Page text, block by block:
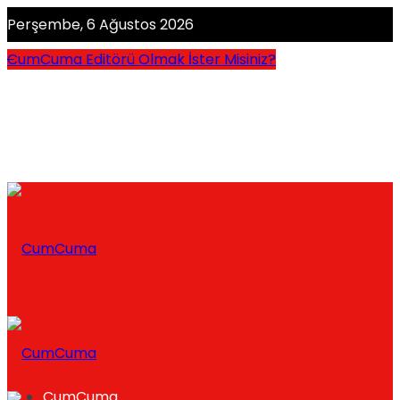
Perşembe, 6 Ağustos 2026
CumCuma Editörü Olmak İster Misiniz?